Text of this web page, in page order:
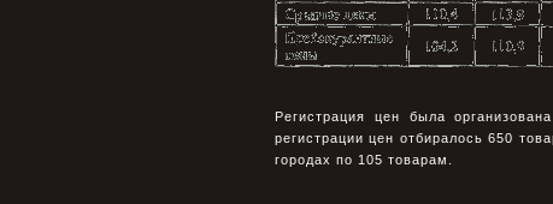
Регистрация цен была
регистрации цен отбиралось 650
городах по 105 товарам.